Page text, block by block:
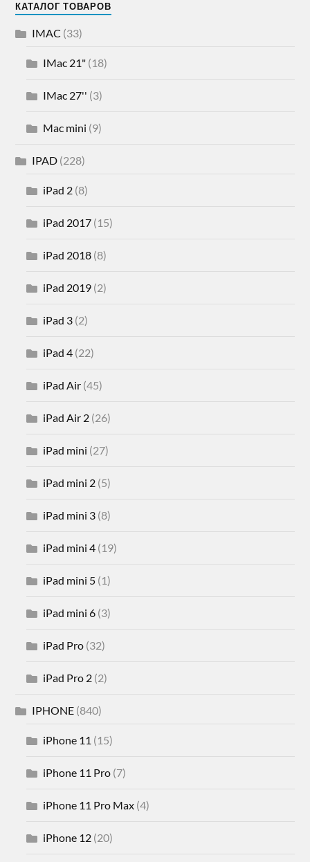
КАТАЛОГ ТОВАРОВ
IMAC (33)
IMac 21" (18)
IMac 27'' (3)
Mac mini (9)
IPAD (228)
iPad 2 (8)
iPad 2017 (15)
iPad 2018 (8)
iPad 2019 (2)
iPad 3 (2)
iPad 4 (22)
iPad Air (45)
iPad Air 2 (26)
iPad mini (27)
iPad mini 2 (5)
iPad mini 3 (8)
iPad mini 4 (19)
iPad mini 5 (1)
iPad mini 6 (3)
iPad Pro (32)
iPad Pro 2 (2)
IPHONE (840)
iPhone 11 (15)
iPhone 11 Pro (7)
iPhone 11 Pro Max (4)
iPhone 12 (20)